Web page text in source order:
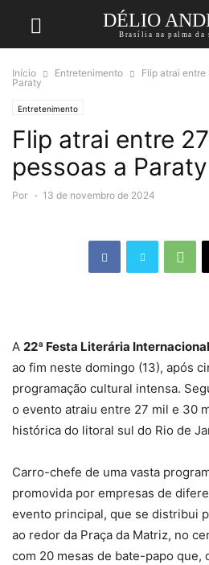
DÉLIO
Brasília na palma da
Início Entretenimento
Flip atrai entre
Paraty
Entretenimento
Flip atrai entre
pessoas a Paraty
Por - 13 de novembro de 2024
A 22ª Festa Literária
ao fim neste domingo (13), após
programação cultural intensa.
o evento atraiu entre 27 mil e 30
histórica do litoral sul do Rio de
Carro-chefe de uma vasta
promovida por empresas de
evento principal, que se distribui
ao redor da Praça da Matriz, no
com 20 mesas de bate-papo que,